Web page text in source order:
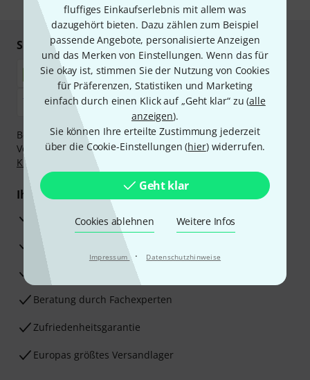
fluffiges Einkaufserlebnis mit allem was
dazugehört bieten. Dazu zählen zum Beispiel
passende Angebote, personalisierte Anzeigen
und das Merken von Einstellungen. Wenn das für
Sie okay ist, stimmen Sie der Nutzung von Cookies
für Präferenzen, Statistiken und Marketing
einfach durch einen Klick auf „Geht klar“ zu (alle
anzeigen).
Sie können Ihre erteilte Zustimmung jederzeit
über die Cookie-Einstellungen (hier) widerrufen.
Geht klar
Cookies ablehnen Weitere Infos
Impressum · Datenschutzhinweise
Sicher einkaufen & bezahlen
Bezahlen Sie vertraulich und sicher per Nachnahme,
Vorkasse, PayPal, Amazon Pay,Klarna Sofort bezahlen
Klarna Ratenzahlung
Ihre Vorteile
3 Jahre Thomann Garantie
30 Tage Money-Back-Garantie
Beratung durch Fachexperten
Zufriedenheitsgarantie
Europas größtes Versandlager